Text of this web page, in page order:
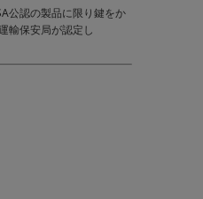
公認の製品に限り鍵をか
輸保安局が認定し